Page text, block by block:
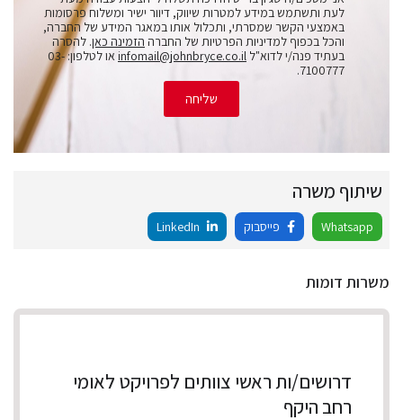
לעת ותשתמש במידע למטרות שיווק, דיוור ישיר ומשלוח פרסומות
באמצעי הקשר שמסרתי, ותכלול אותו במאגר המידע של החברה,
והכל בכפוף למדיניות הפרטיות של החברה הזמינה כאן. להסרה
בעתיד פנה/י לדוא"ל infomail@johnbryce.co.il
או לטלפון: 03-
7100777.
שליחה
שיתוף משרה
Whatsapp פייסבוק
משרות דומות
דרושים/ות ראשי צוותים לפרויקט לאומי
רחב היקף